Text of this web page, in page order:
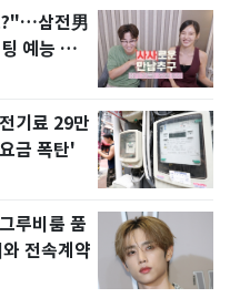
?"…삼전男
예능 화
기료 29만
금 폭탄'
루비룸 품
전속계약